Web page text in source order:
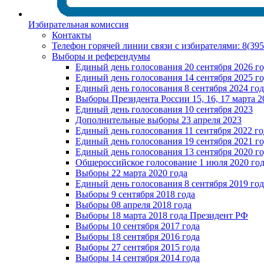
Избирательная комиссия
Контакты
Телефон горячей линии связи с избирателями:
Выборы и референдумы
Единый день голосования 20 сентября 2026
Единый день голосования 14 сентября 2025
Единый день голосования 8 сентября 2024
Выборы Президента России 15, 16, 17 марта
Единый день голосования 10 сентября 2023
Дополнительные выборы 23 апреля 2023
Единый день голосования 11 сентября 2022
Единый день голосования 19 сентября 2021
Единый день голосования 13 сентября 2020
Общероссийское голосование 1 июля 2020
Выборы 22 марта 2020 года
Единый день голосования 8 сентября 2019
Выборы 9 сентября 2018 года
Выборы 08 апреля 2018 года
Выборы 18 марта 2018 года Президент РФ
Выборы 10 сентября 2017 года
Выборы 18 сентября 2016 года
Выборы 27 сентября 2015 года
Выборы 14 сентября 2014 года